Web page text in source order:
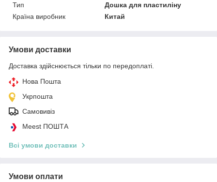
Тип
Дошка для пластиліну
Країна виробник
Китай
Умови доставки
Доставка здійснюється тільки по передоплаті.
Нова Пошта
Укрпошта
Самовивіз
Meest ПОШТА
Всі умови доставки
Умови оплати